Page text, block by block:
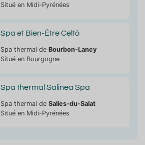
Situé en Midi-Pyrénées
Spa et Bien-Être Celtô
Spa thermal de Bourbon-Lancy
Situé en Bourgogne
Spa thermal Salinea Spa
Spa thermal de Salies-du-Salat
Situé en Midi-Pyrénées